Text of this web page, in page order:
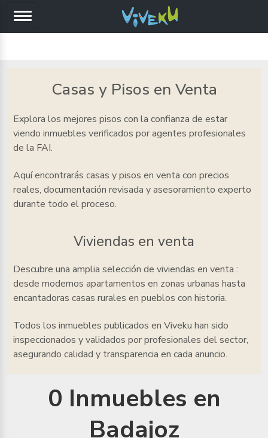
Casas y Pisos en Venta
Explora los mejores pisos con la confianza de estar
viendo inmuebles verificados por agentes profesionales
de la FAI.
Aquí encontrarás casas y pisos en venta con precios
reales, documentación revisada y asesoramiento experto
durante todo el proceso.
Viviendas en venta
Descubre una amplia selección de viviendas en venta :
desde modernos apartamentos en zonas urbanas hasta
encantadoras casas rurales en pueblos con historia.
Todos los inmuebles publicados en Viveku han sido
inspeccionados y validados por profesionales del sector,
asegurando calidad y transparencia en cada anuncio.
0 Inmuebles en
Badajoz